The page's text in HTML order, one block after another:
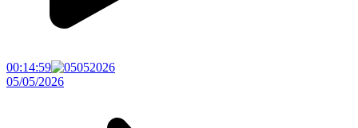
00:14:59
05/05/2026